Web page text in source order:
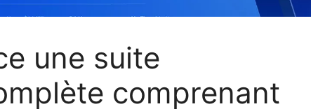
une suite
comprenant